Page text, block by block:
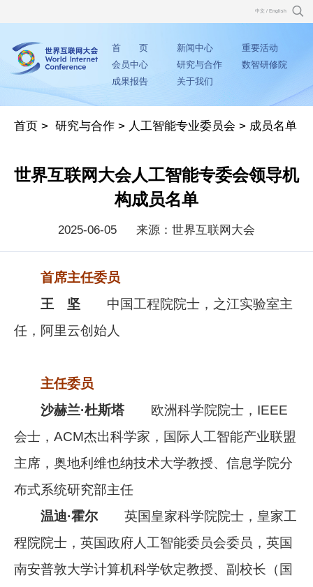
中文 / English
首 页 新闻中心
重要活动
会员中心
研究与合作
数智研修院
成果报告
关于我们
首页 > 研究与合作 > 人工智能专业委员会 > 成员名单
世界互联网大会人工智能专委会领导机
构成员名单
2025-06-05 来源：世界互联网大会
首席主任委员
王 坚 中国工程院院士，之江实验室主
任，阿里云创始人
主任委员
沙赫兰·杜斯塔欧洲科学院院士，IEEE
会士，ACM杰出科学家，国际人工智能产业联盟
主席，奥地利维也纳技术大学教授、信息学院分
布式系统研究部主任
温迪·霍尔英国皇家科学院院士，皇家工
程院院士，英国政府人工智能委员会委员，英国
南安普敦大学计算机科学钦定教授、副校长（国